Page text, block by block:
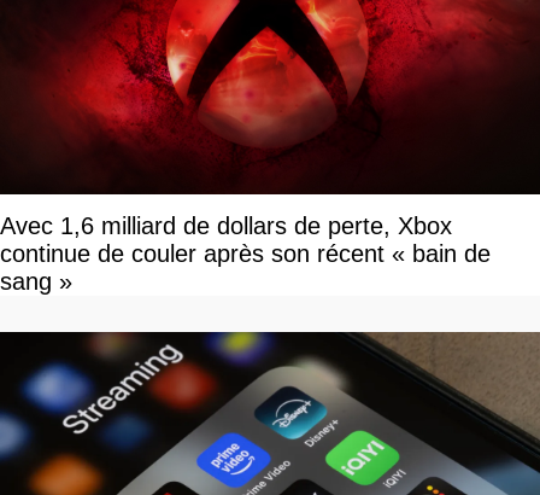
Avec 1,6 milliard de dollars de perte, Xbox
continue de couler après son récent « bain de
sang »